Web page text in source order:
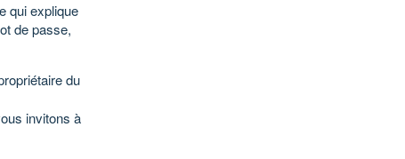
qui explique
de passe,
du
invitons à